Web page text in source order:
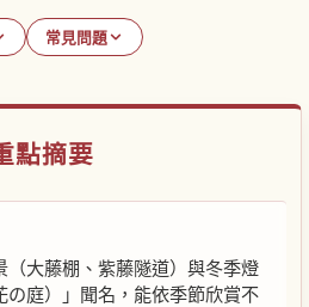
常見問題
點摘要
（大藤棚、紫藤隧道）與冬季燈
の庭）」聞名，能依季節欣賞不